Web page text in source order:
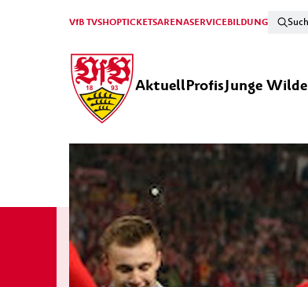
VfB TVSHOPTICKETSARENASERVICEBILDUNG
AktuellProfisJunge Wilde